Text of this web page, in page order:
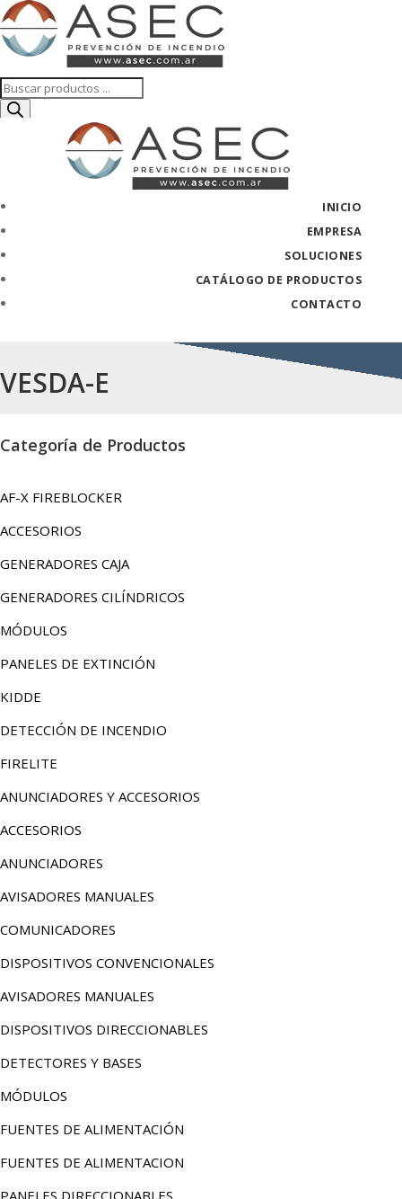
Búsqueda
de
INICIO
EMPRESA
SOLUCIONES
CATÁLOGO DE PRODUCTOS
CONTACTO
VESDA-E
Categoría de Productos
AF-X FIREBLOCKER
ACCESORIOS
GENERADORES CAJA
GENERADORES CILÍNDRICOS
MÓDULOS
PANELES DE EXTINCIÓN
KIDDE
DETECCIÓN DE INCENDIO
FIRELITE
ANUNCIADORES Y ACCESORIOS
ACCESORIOS
ANUNCIADORES
AVISADORES MANUALES
COMUNICADORES
DISPOSITIVOS CONVENCIONALES
AVISADORES MANUALES
DISPOSITIVOS DIRECCIONABLES
DETECTORES Y BASES
MÓDULOS
FUENTES DE ALIMENTACIÓN
FUENTES DE ALIMENTACION
PANELES DIRECCIONABLES